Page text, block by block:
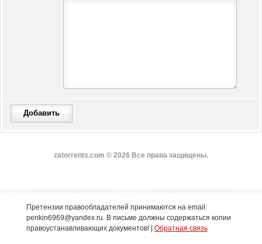
Добавить
zatorrents.com © 2026 Все права защищены.
Претензии правообладателей принимаются на email:
penkin6969@yandex.ru. В письме должны содержаться копии
правоустанавливающих документов! | Обратная связь